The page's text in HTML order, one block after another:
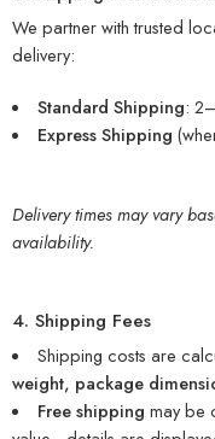
We partner with trusted
delivery:
Standard Shipping:
Express Shipping
Delivery times may vary
availability.
4. Shipping Fees
Shipping costs are
weight, package
Free shipping may be